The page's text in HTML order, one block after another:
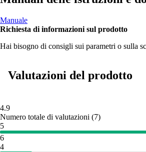
Manuale
Richiesta di informazioni sul prodotto
Hai bisogno di consigli sui parametri o sulla
Valutazioni del prodotto
4.9
Numero totale di valutazioni (7)
5
6
4